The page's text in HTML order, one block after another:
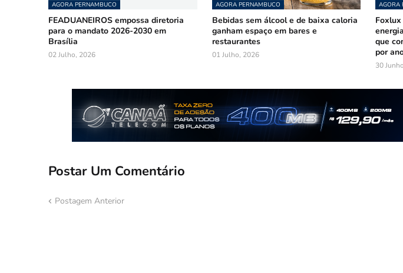
AGORA PERNAMBUCO
FEADUANEIROS empossa diretoria
para o mandato 2026-2030 em
Brasília
02 Julho, 2026
AGORA PERNAMBUCO
Bebidas sem álcool e de baixa caloria
ganham espaço em bares e
restaurantes
01 Julho, 2026
AGORA
que
por
30
Postar Um Comentário
Postagem Anterior